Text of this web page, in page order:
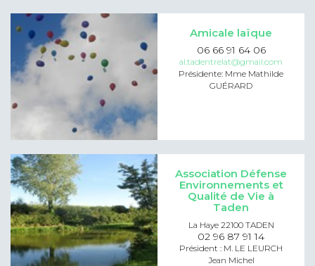
Amicale laïque
06 66 91 64 06
al.tadentrelat@gmail.com
Présidente: Mme Mathilde
GUÉRARD
Association Défense
Environnements et
Qualité de Vie à
Taden
La Haye 22100 TADEN
02 96 87 91 14
Président : M. LE LEURCH
Jean Michel